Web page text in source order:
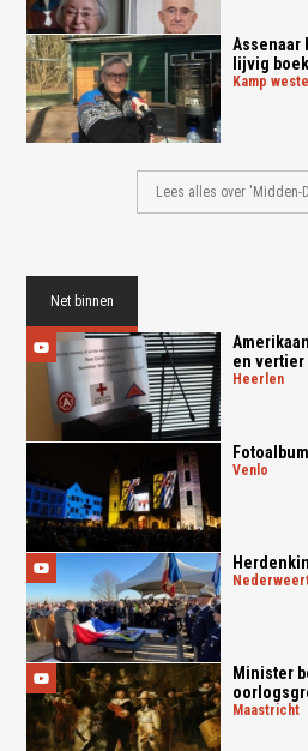
Assenaar
lijvig
kamp
Lees alles over 'Midden-
Net binnen
en vertier
heerlen
venlo
Minister
maastricht